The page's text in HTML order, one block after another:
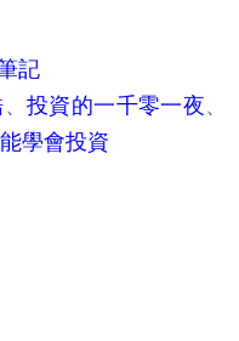
記
、投資的一千零一夜、
學會投資